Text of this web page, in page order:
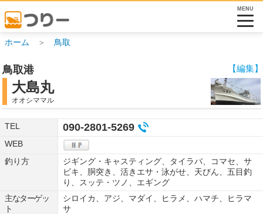
MENU
ホーム ＞ 鳥取
【編集】
鳥取港
大島丸
オオシママル
TEL 090-2801-5269
WEB
釣り方
ジギング・キャスティング、タイラバ、コマセ、サ
ビキ、胴突き、活きエサ・泳がせ、天びん、五目釣
り、スッテ・ツノ、エギング
主なターゲッ
ト
シロイカ、アジ、マダイ、ヒラメ、ハマチ、ヒラマ
サ